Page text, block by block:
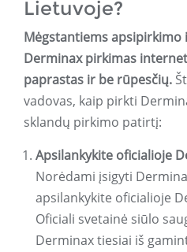
Lietuvoje?
Mėgstantiems
Derminax pirkimas
paprastas ir be rūpesčių.
vadovas, kaip pirkti
sklandų pirkimo patirtį:
Apsilankykite oficialioje
Norėdami įsigyti
apsilankykite oficialioje
Oficiali svetainė siūlo
Derminax tiesiai iš